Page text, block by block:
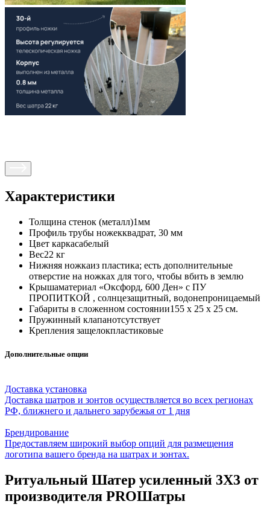
Характеристики
Толщина стенок (металл)1мм
Профиль трубы ножекквадрат, 30 мм
Цвет каркасабелый
Вес22 кг
Нижняя ножкаиз пластика; есть дополнительные
отверстие на ножках для того, чтобы вбить в землю
Крышаматериал «Оксфорд, 600 Ден» с ПУ
ПРОПИТКОЙ , солнцезащитный, водонепроницаемый
Габариты в сложенном состоянии155 х 25 х 25 см.
Пружинный клапанотсутствует
Крепления защелокпластиковые
Дополнительные опции
Доставка установка
Доставка шатров и зонтов осуществляется во всех регионах
РФ, ближнего и дальнего зарубежья от 1 дня
Брендирование
Предоставляем широкий выбор опций для размещения
логотипа вашего бренда на шатрах и зонтах.
Ритуальный Шатер усиленный 3X3 от
производителя PROШатры